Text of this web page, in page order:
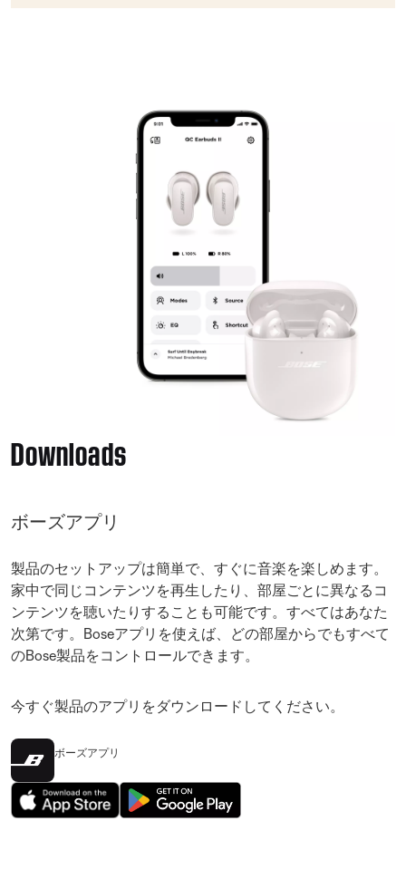
Downloads
ボーズアプリ
製品のセットアップは簡単で、すぐに音楽を楽しめます。
家中で同じコンテンツを再生したり、部屋ごとに異なるコ
ンテンツを聴いたりすることも可能です。すべてはあなた
次第です。Boseアプリを使えば、どの部屋からでもすべて
のBose製品をコントロールできます。
今すぐ製品のアプリをダウンロードしてください。
ボーズアプリ